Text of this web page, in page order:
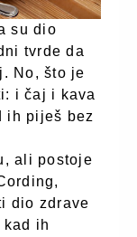
su dio
tvrde da
No, što je
i čaj i kava
ih piješ bez
ali postoje
dio zdrave
kad ih